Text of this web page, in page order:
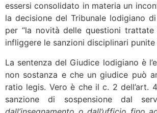
essersi consolidato in materia un
la decisione del Tribunale lodigiano
per “la novità delle questioni
infliggere le sanzioni disciplinari punite
La sentenza del Giudice lodigiano è
non sostanza e che un giudice può
ratio legis. Vero è che il c. 2 dell’art.
sanzione di sospensione dal